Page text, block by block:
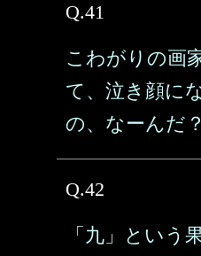
Q.41
こわがりの画
て、泣き顔に
の、なーんだ？
Q.42
「九」という